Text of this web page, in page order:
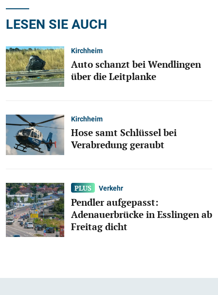
LESEN SIE AUCH
Kirchheim
Auto schanzt bei Wendlingen
über die Leitplanke
Kirchheim
Hose samt Schlüssel bei
Verabredung geraubt
Verkehr
Pendler aufgepasst:
Adenauerbrücke in Esslingen ab
Freitag dicht